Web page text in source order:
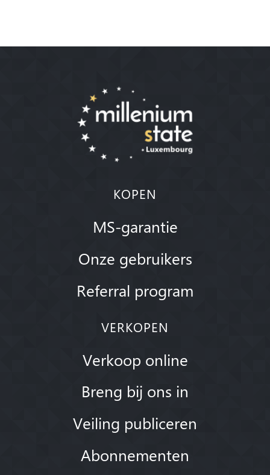
KOPEN
MS-garantie
Onze gebruikers
Referral program
VERKOPEN
Verkoop online
Breng bij ons in
Veiling publiceren
Abonnementen